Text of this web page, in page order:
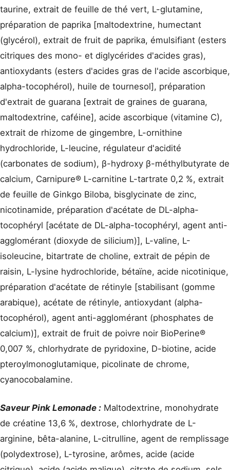
taurine, extrait de feuille de thé vert, L-glutamine,
préparation de paprika [maltodextrine, humectant
(glycérol), extrait de fruit de paprika, émulsifiant (esters
citriques des mono- et diglycérides d'acides gras),
antioxydants (esters d'acides gras de l'acide ascorbique,
alpha-tocophérol), huile de tournesol], préparation
d'extrait de guarana [extrait de graines de guarana,
maltodextrine, caféine], acide ascorbique (vitamine C),
extrait de rhizome de gingembre, L-ornithine
hydrochloride, L-leucine, régulateur d'acidité
(carbonates de sodium), β-hydroxy β-méthylbutyrate de
calcium, Carnipure® L-carnitine L-tartrate 0,2 %, extrait
de feuille de Ginkgo Biloba, bisglycinate de zinc,
nicotinamide, préparation d'acétate de DL-alpha-
tocophéryl [acétate de DL-alpha-tocophéryl, agent anti-
agglomérant (dioxyde de silicium)], L-valine, L-
isoleucine, bitartrate de choline, extrait de pépin de
raisin, L-lysine hydrochloride, bétaïne, acide nicotinique,
préparation d'acétate de rétinyle [stabilisant (gomme
arabique), acétate de rétinyle, antioxydant (alpha-
tocophérol), agent anti-agglomérant (phosphates de
calcium)], extrait de fruit de poivre noir BioPerine®
0,007 %, chlorhydrate de pyridoxine, D-biotine, acide
pteroylmonoglutamique, picolinate de chrome,
cyanocobalamine.
Saveur Pink Lemonade : Maltodextrine, monohydrate
de créatine 13,6 %, dextrose, chlorhydrate de L-
arginine, bêta-alanine, L-citrulline, agent de remplissage
(polydextrose), L-tyrosine, arômes, acide (acide